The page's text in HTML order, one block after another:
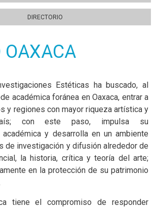
DIRECTORIO
OAXACA
Estéticas ha buscado, al
académica foránea en Oaxaca, entrar a
y regiones con mayor riqueza artística y
con este paso, impulsa su
académica y desarrolla en un ambiente
de investigación y difusión alrededor de
la historia, crítica y teoría del arte;
en la protección de su patrimonio
tiene el compromiso de responder